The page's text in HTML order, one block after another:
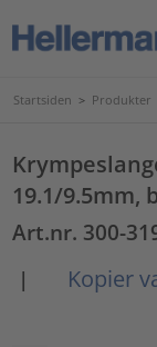
Startsiden > Produkter
19.1/9.5mm,
Art.nr. 300-
|
Kopier